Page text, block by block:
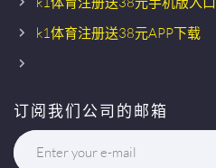
k1体育注册送38元APP下载
订阅我们公司的邮箱
Enter your e-mail